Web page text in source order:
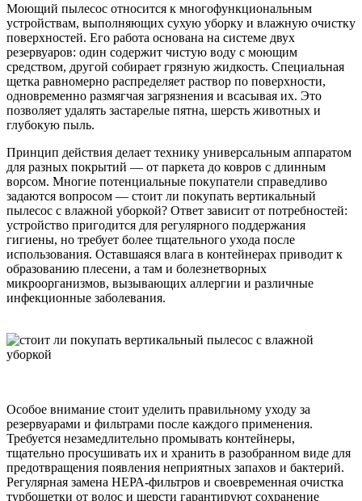
Моющий пылесос относится к многофункциональным
устройствам, выполняющих сухую уборку и влажную очистку
поверхностей. Его работа основана на системе двух
резервуаров: один содержит чистую воду с моющим
средством, другой собирает грязную жидкость. Специальная
щетка равномерно распределяет раствор по поверхности,
одновременно размягчая загрязнения и всасывая их. Это
позволяет удалять застарелые пятна, шерсть животных и
глубокую пыль.
Принцип действия делает технику универсальным аппаратом
для разных покрытий — от паркета до ковров с длинным
ворсом. Многие потенциальные покупатели справедливо
задаются вопросом — стоит ли покупать вертикальный
пылесос с влажной уборкой? Ответ зависит от потребностей:
устройство пригодится для регулярного поддержания
гигиены, но требует более тщательного ухода после
использования. Оставшаяся влага в контейнерах приводит к
образованию плесени, а там и болезнетворных
микроорганизмов, вызывающих аллергии и различные
инфекционные заболевания.
Особое внимание стоит уделить правильному уходу за
резервуарами и фильтрами после каждого применения.
Требуется незамедлительно промывать контейнеры,
тщательно просушивать их и хранить в разобранном виде для
предотвращения появления неприятных запахов и бактерий.
Регулярная замена НЕРА-фильтров и своевременная очистка
турбощетки от волос и шерсти гарантируют сохранение